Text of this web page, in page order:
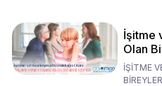
İşitme
Olan
İŞİTME